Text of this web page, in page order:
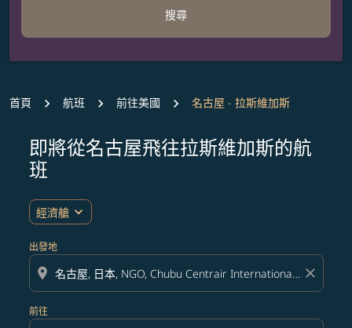
搜尋
首頁 航班 前往美國 名古屋 - 拉斯維加斯
即將從名古屋飛往拉斯維加斯的航
班
經濟艙 expand_more
出發地
location_on close
前往
無符合您設定條件的票價，請調整篩選條件。